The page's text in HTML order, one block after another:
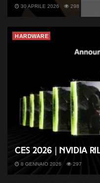
30 APRILE 2026 298
HARDWARE
CES 2026 | Nvidia
8 GENNAIO 2026 297